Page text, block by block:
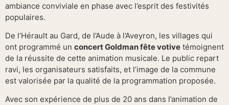
ambiance conviviale en phase avec l’esprit des festivités
populaires.
De l’Hérault au Gard, de l’Aude à l’Aveyron, les villages qui
ont programmé un concert Goldman fête votive témoignent
de la réussite de cette animation musicale. Le public repart
ravi, les organisateurs satisfaits, et l’image de la commune
est valorisée par la qualité de la programmation proposée.
Avec son expérience de plus de 20 ans dans l’animation de